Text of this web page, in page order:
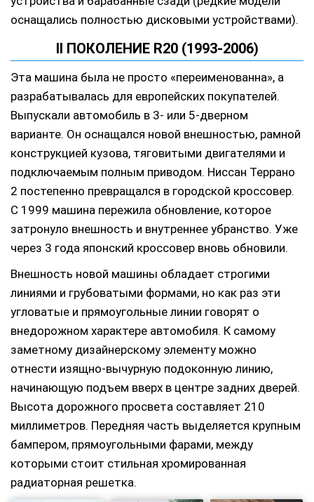
оснащались полностью дисковыми устройствами).
II ПОКОЛЕНИЕ R20 (1993-2006)
Эта машина была не просто «переименованна», а
разрабатывалась для европейских покупателей.
Выпускали автомобиль в 3- или 5-дверном
варианте. Он оснащался новой внешностью, рамной
конструкцией кузова, тяговитыми двигателями и
подключаемым полным приводом. Ниссан Террано
2 постепенно превращался в городской кроссовер.
С 1999 машина пережила обновление, которое
затронуло внешность и внутреннее убранство. Уже
через 3 года японский кроссовер вновь обновили.
Внешность новой машины обладает строгими
линиями и грубоватыми формами, но как раз эти
угловатые и прямоугольные линии говорят о
внедорожном характере автомобиля. К самому
заметному дизайнерскому элементу можно
отнести изящно-вычурную подоконную линию,
начинающую подъем вверх в центре задних дверей.
Высота дорожного просвета составляет 210
миллиметров. Передняя часть выделяется крупным
бампером, прямоугольными фарами, между
которыми стоит стильная хромированная
радиаторная решетка.